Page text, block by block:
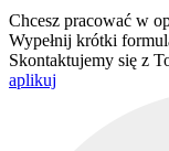
Chcesz pracować w
Wypełnij krótki
Skontaktujemy się z
aplikuj